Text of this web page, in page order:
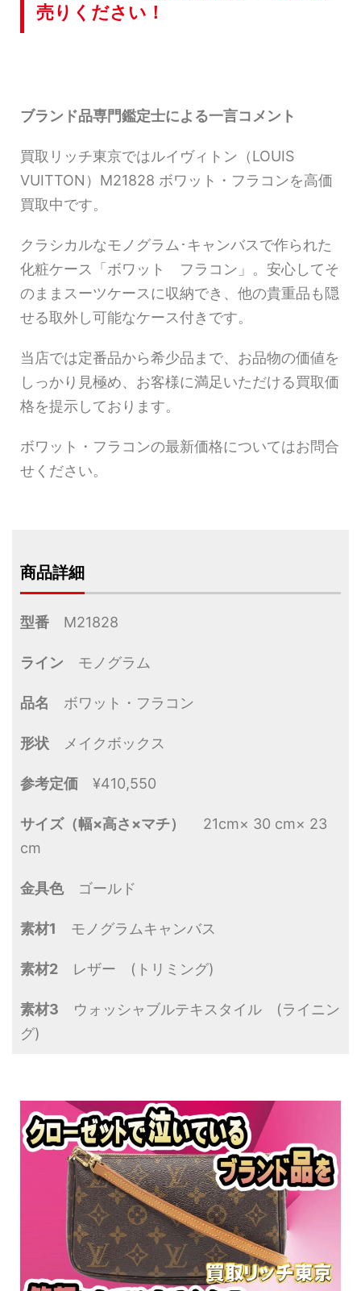
売りください！
ブランド品専門鑑定士による一言コメント
買取リッチ東京ではルイヴィトン（LOUIS
VUITTON）M21828 ボワット・フラコンを高価
買取中です。
クラシカルなモノグラム･キャンバスで作られた
化粧ケース「ボワット フラコン」。安心してそ
のままスーツケースに収納でき、他の貴重品も隠
せる取外し可能なケース付きです。
当店では定番品から希少品まで、お品物の価値を
しっかり見極め、お客様に満足いただける買取価
格を提示しております。
ボワット・フラコンの最新価格についてはお問合
せください。
商品詳細
型番 M21828
ライン モノグラム
品名 ボワット・フラコン
形状 メイクボックス
参考定価 ¥410,550
サイズ（幅×高さ×マチ）
21cm× 30 cm× 23
cm
金具色 ゴールド
素材1 モノグラムキャンバス
素材2 レザー (トリミング)
素材3 ウォッシャブルテキスタイル (ライニン
グ)